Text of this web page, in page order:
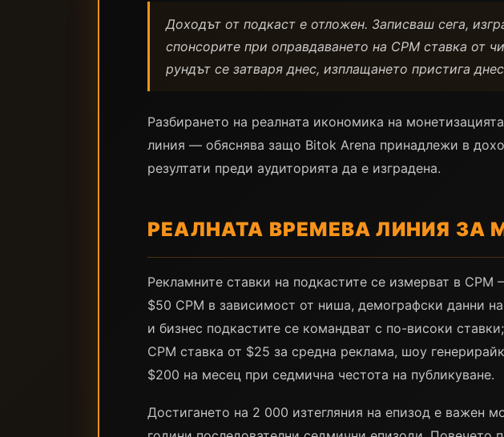
Доходът от подкаст е отложен. Записваш сега,
спонсорите при оправдаването на CPM ставка от
рундът се затваря днес, изплащането пристига
Разбирането на реалната икономика на
линия — обяснява защо Bitok Arena принадлежи в
резултати преди аудиторията да е изградена.
РЕАЛНАТА ВРЕМЕВА ЛИНИЯ
Рекламните ставки на подкастите се измерват в
$50 CPM в зависимост от ниша, демографски данни
и бизнес подкастите се командват с по-високи
CPM ставка от $25 за средна реклама, шоу
$200 на месец при седмична честота на публикуване.
Достигането на 2 000 изтегляния на епизод е важен